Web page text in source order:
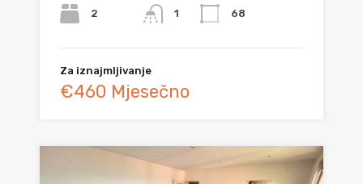
2 1 68
Za iznajmljivanje
€460 Mjesečno